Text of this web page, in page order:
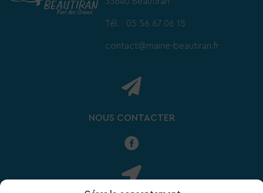
Tél. : 05 56 67 06 15
contact@mairie-beautiran.fr
NOUS CONTACTER